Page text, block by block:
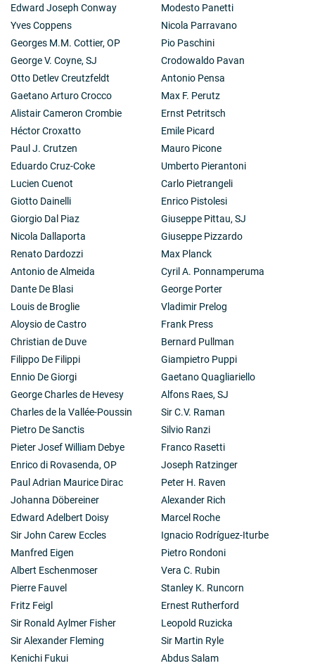
Edward Joseph Conway
Yves Coppens
Georges M.M. Cottier, OP
George V. Coyne, SJ
Otto Detlev Creutzfeldt
Gaetano Arturo Crocco
Alistair Cameron Crombie
Héctor Croxatto
Paul J. Crutzen
Eduardo Cruz-Coke
Lucien Cuenot
Giotto Dainelli
Giorgio Dal Piaz
Nicola Dallaporta
Renato Dardozzi
Antonio de Almeida
Dante De Blasi
Louis de Broglie
Aloysio de Castro
Christian de Duve
Filippo De Filippi
Ennio De Giorgi
George Charles de Hevesy
Charles de la Vallée-Poussin
Pietro De Sanctis
Pieter Josef William Debye
Enrico di Rovasenda, OP
Paul Adrian Maurice Dirac
Johanna Döbereiner
Edward Adelbert Doisy
Sir John Carew Eccles
Manfred Eigen
Albert Eschenmoser
Pierre Fauvel
Fritz Feigl
Sir Ronald Aylmer Fisher
Sir Alexander Fleming
Kenichi Fukui
Modesto Panetti
Nicola Parravano
Pio Paschini
Crodowaldo Pavan
Antonio Pensa
Max F. Perutz
Ernst Petritsch
Emile Picard
Mauro Picone
Umberto Pierantoni
Carlo Pietrangeli
Enrico Pistolesi
Giuseppe Pittau, SJ
Giuseppe Pizzardo
Max Planck
Cyril A. Ponnamperuma
George Porter
Vladimir Prelog
Frank Press
Bernard Pullman
Giampietro Puppi
Gaetano Quagliariello
Alfons Raes, SJ
Sir C.V. Raman
Silvio Ranzi
Franco Rasetti
Joseph Ratzinger
Peter H. Raven
Alexander Rich
Marcel Roche
Ignacio Rodríguez-Iturbe
Pietro Rondoni
Vera C. Rubin
Stanley K. Runcorn
Ernest Rutherford
Leopold Ruzicka
Sir Martin Ryle
Abdus Salam